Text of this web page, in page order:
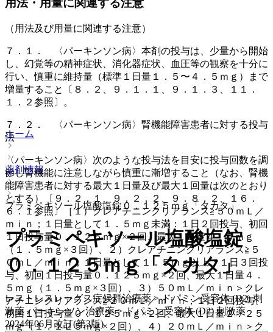
用法・用量に関連する注意
（用法及び用量に関連する注意）
７．１． 〈パーキンソン病〉本剤の投与は、少量から開始
し、幻覚等の精神症状、消化器症状、血圧等の観察を十分に
行い、慎重に維持量（標準１日量１．５〜４．５ｍｇ）まで
増量すること〔８．２、９．１．１、９．１．３、１１．
１．２参照〕。
７．２． 〈パーキンソン病〉腎機能障害患者に対する投与
法
〈パーキンソン病〉次のような投与法を目安に投与回数を調
節し腎機能に注意しながら慎重に漸増すること（なお、腎機
能障害患者に対する最大１日量及び最大１回量は次のとおり
とする）〔９．２．１、９．２．２、９．８．２、１６．
６．１参照〕［１）クレアチニンクリアランス≧５０ｍＬ／
ｍｉｎ；１日量として１．５ｍｇ未満：１日２回投与、初回
１日投与量０．１２５ｍｇ×２回、最大１日量４．５ｍｇ
（１．５ｍｇ×３回）、２）クレアチニンクリアランス≧５
０ｍＬ／ｍｉｎ；１日量として１．５ｍｇ以上：１日３回投
与、初回１日投与量０．１２５ｍｇ×２回、最大１日量４．
５ｍｇ（１．５ｍｇ×３回）、３）５０ｍＬ／ｍｉｎ＞クレ
アチニンクリアランス≧２０ｍＬ／ｍｉｎ；１日２回投与、
初回１日投与量０．１２５ｍｇ×２回、最大１日量２．２５
ｍｇ（１．１２５ｍｇ×２回）、４）２０ｍＬ／ｍｉｎ＞ク
ホーム
薬剤情報
プラミペキソール塩酸塩錠０．１２５ｍｇ「タカタ」
プラミペキソール塩酸塩錠
０．１２５ｍｇ「タカタ」
レストレスレッグス症候群治療薬 > ドパミン受容体 (D2) 刺
激薬 パーキンソン治療薬 > ドパミン受容体 (D2) 刺激薬
2024年06月改訂(第3版)